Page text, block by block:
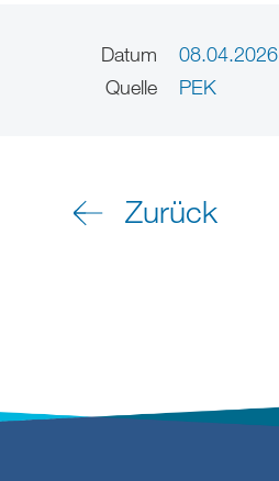
Datum
08.04.2026
Quelle
PEK
Zurück